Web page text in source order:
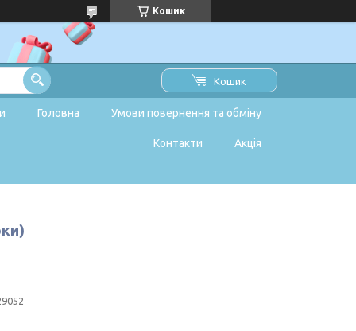
Кошик
Кошик
Головна Умови повернення та обміну
Контакти Акція